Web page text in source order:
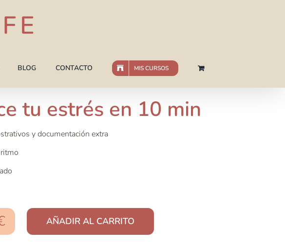
BLOG CONTACTO MIS CURSOS
tu estrés en 10 min
y documentación extra
AÑADIR AL CARRITO